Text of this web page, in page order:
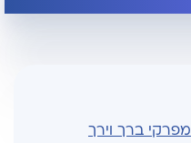
מפרקי ברך וירך